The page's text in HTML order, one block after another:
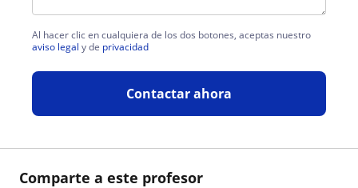
Comparte a este profesor
Al hacer clic en cualquiera de los dos botones, aceptas nuestro
aviso legal y de privacidad
Contactar ahora